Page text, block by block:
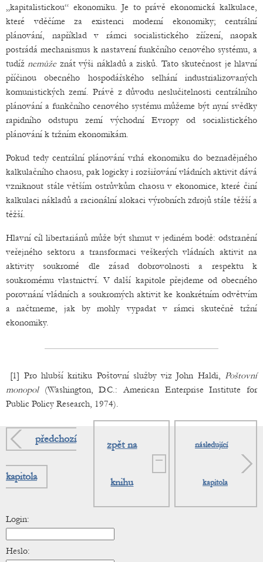
„kapitalistickou“ ekonomiku. Je to právě ekonomická kalkulace,
které vděčíme za existenci moderní ekonomiky; centrální
plánování, například v rámci socialistického zřízení, naopak
postrádá mechanismus k nastavení funkčního cenového systému, a
tudížnemůžeznát výši nákladů a zisků. Tato skutečnost je hlavní
příčinou obecného hospodářského selhání industrializovaných
komunistických zemí. Právě z důvodu neslučitelnosti centrálního
plánování a funkčního cenového systému můžeme být nyní svědky
rapidního odstupu zemí východní Evropy od socialistického
plánování k tržním ekonomikám.
Pokud tedy centrální plánování vrhá ekonomiku do beznadějného
kalkulačního chaosu, pak logicky i rozšiřování vládních aktivit dává
vzniknout stále větším ostrůvkům chaosu v ekonomice, které činí
kalkulaci nákladů a racionální alokaci výrobních zdrojů stále těžší a
těžší.
Hlavní cíl libertariánů může být shrnut v jediném bodě: odstranění
veřejného sektoru a transformaci veškerých vládních aktivit na
aktivity soukromé dle zásad dobrovolnosti a respektu k
soukromému vlastnictví. V další kapitole přejdeme od obecného
porovnání vládních a soukromých aktivit ke konkrétním odvětvím
a načtrneme, jak by mohly vypadat v rámci skutečně tržní
ekonomiky.
[1] Pro hlubší kritiku Poštovní služby viz John Haldi, Poštovní
monopol(Washington, D.C.: American Enterprise Institute for
Public Policy Research, 1974).
předchozí
kapitola
zpět na
knihu
následující
kapitola
Login:
Heslo: